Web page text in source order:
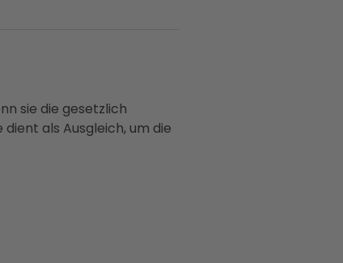
sie die gesetzlich
als Ausgleich, um die